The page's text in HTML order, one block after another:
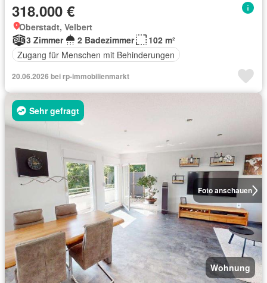
318.000 €
Oberstadt, Velbert
3 Zimmer
2 Badezimmer
102 m²
Zugang für Menschen mit Behinderungen
20.06.2026 bei rp-immobilienmarkt
Foto anschauen
Sehr gefragt
Wohnung